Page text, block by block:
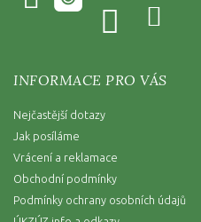
INFORMACE PRO VÁS
Nejčastější dotazy
Jak posíláme
Vrácení a reklamace
Obchodní podmínky
Podmínky ochrany osobních údajů